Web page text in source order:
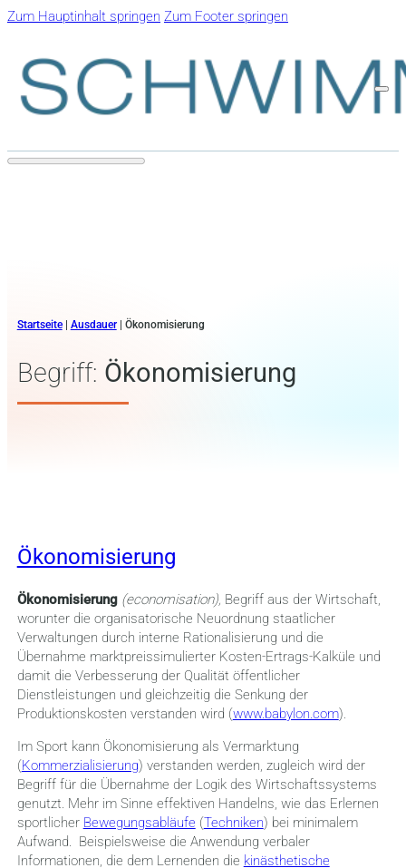
Zum Hauptinhalt springen Zum Footer springen
Startseite| Ausdauer| Ökonomisierung
Begriff: Ökonomisierung
Ökonomisierung
Ökonomisierung (economisation), Begriff aus der Wirtschaft,
worunter die organisatorische Neuordnung staatlicher
Verwaltungen durch interne Rationalisierung und die
Übernahme marktpreissimulierter Kosten-Ertrags-Kalküle und
damit die Verbesserung der Qualität öffentlicher
Dienstleistungen und gleichzeitig die Senkung der
Produktionskosten verstanden wird (www.babylon.com).
Im Sport kann Ökonomisierung als Vermarktung
(Kommerzialisierung) verstanden werden, zugleich wird der
Begriff für die Übernahme der Logik des Wirtschaftssystems
genutzt. Mehr im Sinne effektiven Handelns, wie das Erlernen
sportlicher Bewegungsabläufe (Techniken) bei minimalem
Aufwand. Beispielsweise die Anwendung verbaler
Informationen, die dem Lernenden die kinästhetische